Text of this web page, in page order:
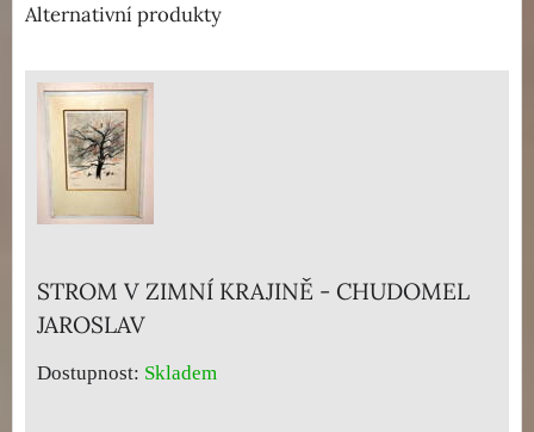
Alternativní produkty
STROM V ZIMNÍ KRAJINĚ - CHUDOMEL
JAROSLAV
Dostupnost: Skladem